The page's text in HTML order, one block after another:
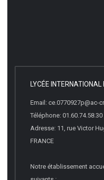
LYCÉE INTERNATIONAL
Email: ce.0770927p@ac-
Téléphone: 01.60.74.58.30
Adresse: 11, rue Victor
FRANCE
Notre établissement